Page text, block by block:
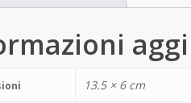
13.5 × 6 cm